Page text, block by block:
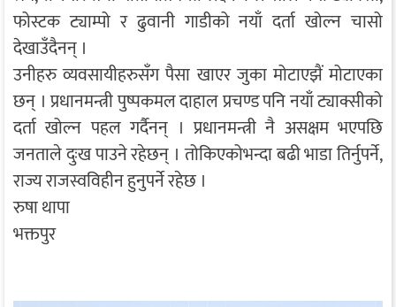
फोस्टक ट्याम्पो र ढुवानी गाडीको नयाँ दर्ता खोल्न चासो
देखाउँदैनन् ।
उनीहरु व्यवसायीहरुसँग पैसा खाएर जुका मोटाएझैं मोटाएका
छन् । प्रधानमन्त्री पुष्पकमल दाहाल प्रचण्ड पनि नयाँ ट्याक्सीको
दर्ता खोल्न पहल गर्दैनन् । प्रधानमन्त्री नै असक्षम भएपछि
जनताले दुःख पाउने रहेछन् । तोकिएकोभन्दा बढी भाडा तिर्नुपर्ने,
राज्य राजस्वविहीन हुनुपर्ने रहेछ ।
रुषा थापा
भक्तपुर